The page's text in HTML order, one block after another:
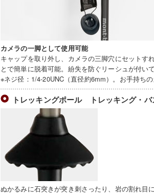
カメラの一脚として使用可能
キャップを取り外し、カメラの三脚穴にセットす
とで簡単に脱着可能。紛失を防ぐリーシュが付いて
※ネジ径：1/4-20UNC（直径約6mm）。お手持ち
トレッキングポール トレッキング・バ
ぬかるみに石突きが突き刺さったり、岩の割れ目